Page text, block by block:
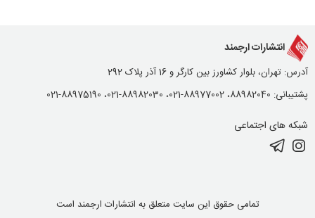
انتشارات ارجمند
آدرس: تهران، بلوار کشاورز بین کارگر و 16 آذر پلاک 292
پشتیبانی: 88982040، 88977002-021، 88982030-021، 88975190-021
شبکه های اجتماعی
تمامی حقوق این سایت متعلق به انتشارات ارجمند است